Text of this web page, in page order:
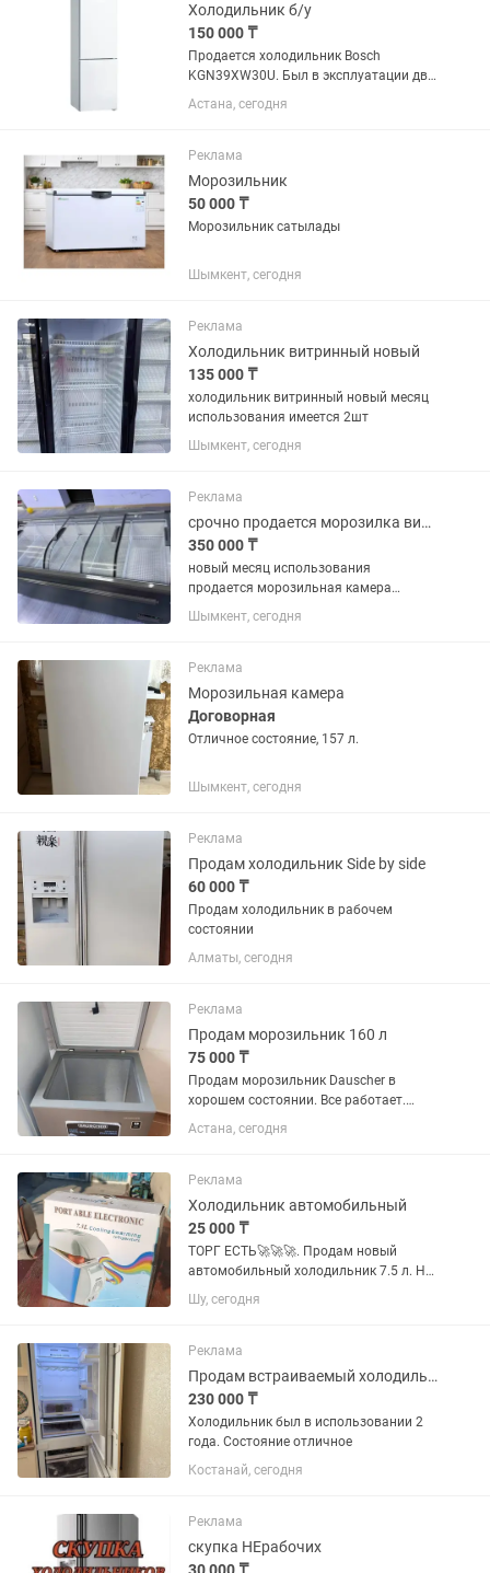
Холодильник б/у
150 000 ₸
Продается холодильник Bosch
KGN39XW30U. Был в эксплуатации два
года. Состояние отличное, есть запах.
Остался выключенным с мясом
клинингом. Новый стоит 525...
Астана, сегодня
Реклама
Морозильник
50 000 ₸
Морозильник сатылады
Шымкент, сегодня
Реклама
Холодильник витринный новый
135 000 ₸
холодильник витринный новый месяц
использования имеется 2шт
Шымкент, сегодня
Реклама
срочно продается морозилка витринный
350 000 ₸
новый месяц использования
продается морозильная камера
большой
Шымкент, сегодня
Реклама
Морозильная камера
Договорная
Отличное состояние, 157 л.
Шымкент, сегодня
Реклама
Продам холодильник Side by side
60 000 ₸
Продам холодильник в рабочем
состоянии
Алматы, сегодня
Реклама
Продам морозильник 160 л
75 000 ₸
Продам морозильник Dauscher в
хорошем состоянии. Все работает.
Продаю в связи переездом.
Астана, сегодня
Реклама
Холодильник автомобильный
25 000 ₸
ТОРГ ЕСТЬ🚀🚀🚀. Продам новый
автомобильный холодильник 7.5 л. Не
использовался ни разу, полностью
новый. Оснащён функциями
поездок, отдыха, рыбалки, кемпинга и...
Шу, сегодня
Реклама
Продам встраиваемый холодильник
230 000 ₸
Холодильник был в использовании 2
года. Состояние отличное
Костанай, сегодня
Реклама
скупка НЕрабочих